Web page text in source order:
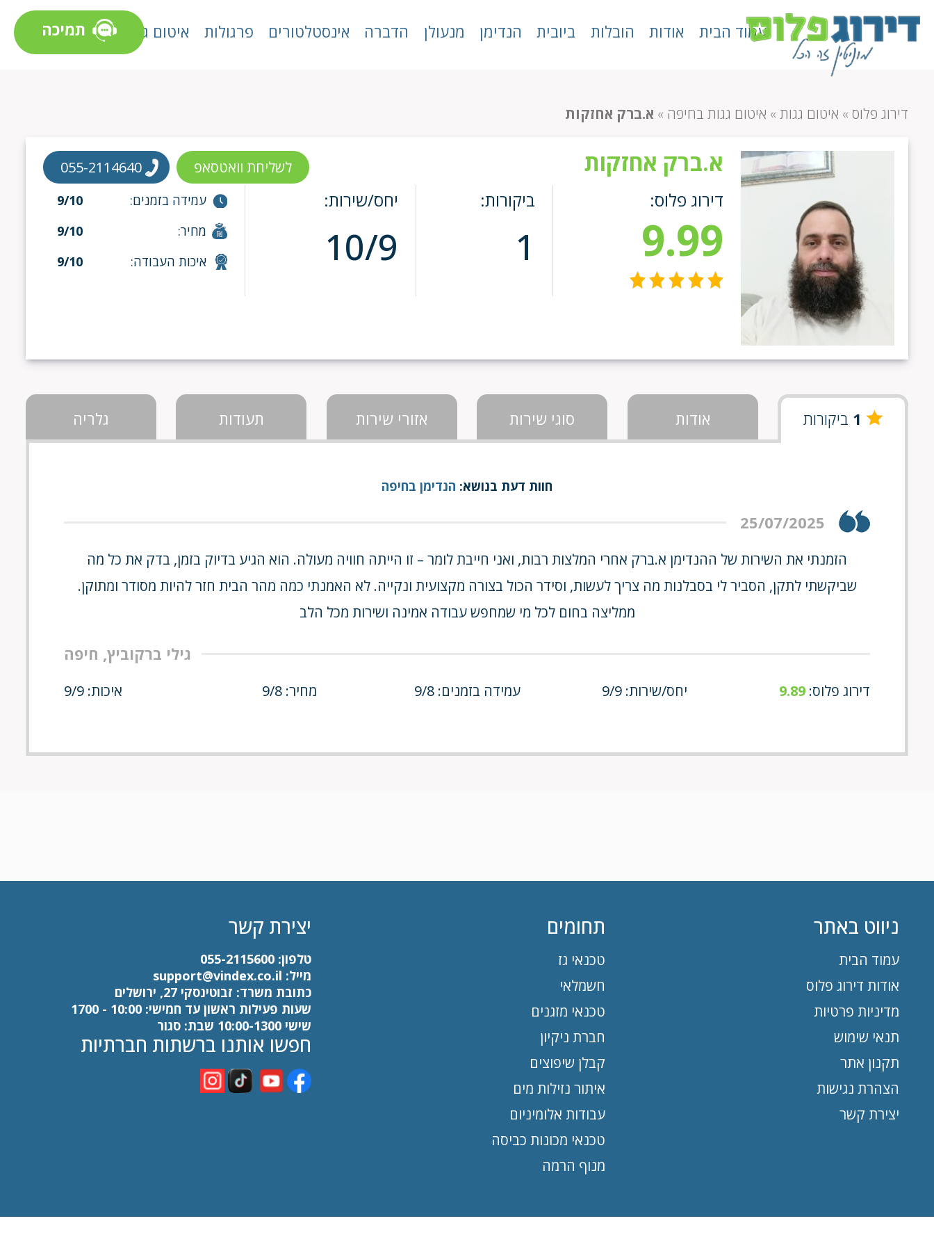
עמוד הבית אודות הובלות ביובית הנדימן מנעולן הדברה אינסטלטורים פרגולות איטום גגות תמיכה
דירוג פלוס » איטום גגות » איטום גגות בחיפה » א.ברק אחזקות
א.ברק אחזקות
דירוג פלוס:
9.99
ביקורות:
1
יחס/שירות:
10/9
עמידה בזמנים:
9/10
מחיר:
9/10
איכות העבודה:
9/10
לשליחת וואטסאפ 055-2114640
1 ביקורות אודות סוגי שירות אזורי שירות תעודות גלריה
חוות דעת בנושא: הנדימן בחיפה
25/07/2025
הזמנתי את השירות של ההנדימן א.ברק אחרי המלצות רבות, ואני חייבת לומר – זו הייתה חוויה מעולה. הוא הגיע בדיוק בזמן, בדק את כל מה
שביקשתי לתקן, הסביר לי בסבלנות מה צריך לעשות, וסידר הכול בצורה מקצועית ונקייה. לא האמנתי כמה מהר הבית חזר להיות מסודר ומתוקן.
ממליצה בחום לכל מי שמחפש עבודה אמינה ושירות מכל הלב
גילי ברקוביץ, חיפה
דירוג פלוס: 9.89 יחס/שירות: 9/9 עמידה בזמנים: 9/8 מחיר: 9/8 איכות: 9/9
ניווט באתר
עמוד הבית
אודות דירוג פלוס
מדיניות פרטיות
תנאי שימוש
תקנון אתר
הצהרת נגישות
יצירת קשר
תחומים
טכנאי גז
חשמלאי
טכנאי מזגנים
חברת ניקיון
קבלן שיפוצים
איתור נזילות מים
עבודות אלומיניום
טכנאי מכונות כביסה
מנוף הרמה
יצירת קשר
טלפון:055-2115600
מייל: support@vindex.co.il
כתובת משרד: זבוטינסקי 27, ירושלים
שעות פעילות ראשון עד חמישי: 10:00 - 1700
שישי 10:00-1300 שבת: סגור
חפשו אותנו ברשתות חברתיות